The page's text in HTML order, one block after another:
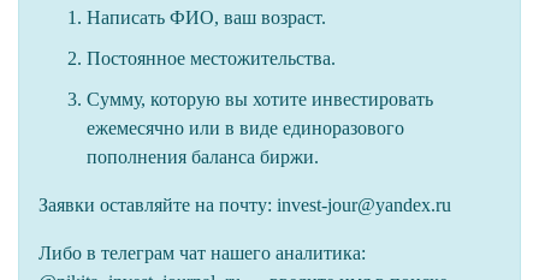
Написать ФИО, ваш возраст.
Постоянное местожительства.
Сумму, которую вы хотите инвестировать
ежемесячно или в виде единоразового
пополнения баланса биржи.
Заявки оставляйте на почту: invest-jour@yandex.ru
Либо в телеграм чат нашего аналитика: